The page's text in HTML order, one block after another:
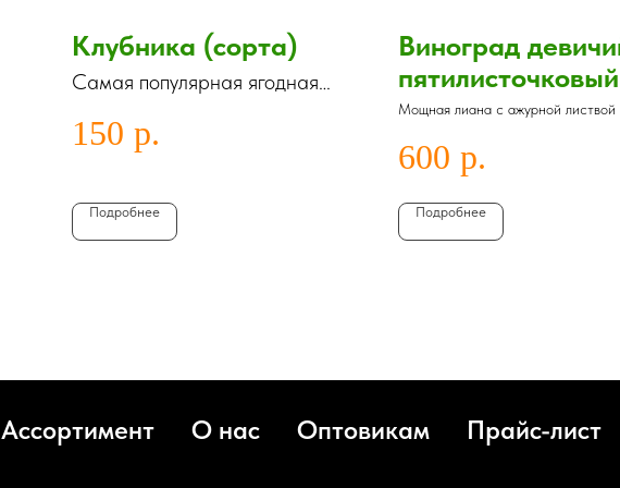
Клубника (сорта)
Самая популярная ягодная
области
150 р.
Подробнее
Виноград
пятилисточковый
Мощная лиана с ажурной листвой
600 р.
Подробнее
Ассортимент О нас Оптовикам Прайс-лист